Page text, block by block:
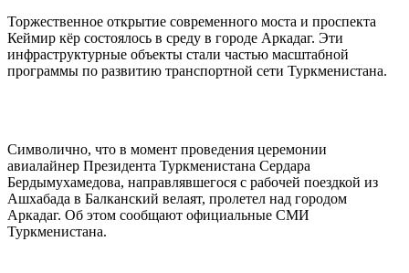
Торжественное открытие современного моста и проспекта
Кеймир кёр состоялось в среду в городе Аркадаг. Эти
инфраструктурные объекты стали частью масштабной
программы по развитию транспортной сети Туркменистана.
Символично, что в момент проведения церемонии
авиалайнер Президента Туркменистана Сердара
Бердымухамедова, направлявшегося с рабочей поездкой из
Ашхабада в Балканский велаят, пролетел над городом
Аркадаг. Об этом сообщают официальные СМИ
Туркменистана.